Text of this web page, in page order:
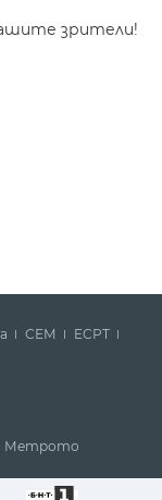
зрители!
СЕМ
ECPT
Метрото